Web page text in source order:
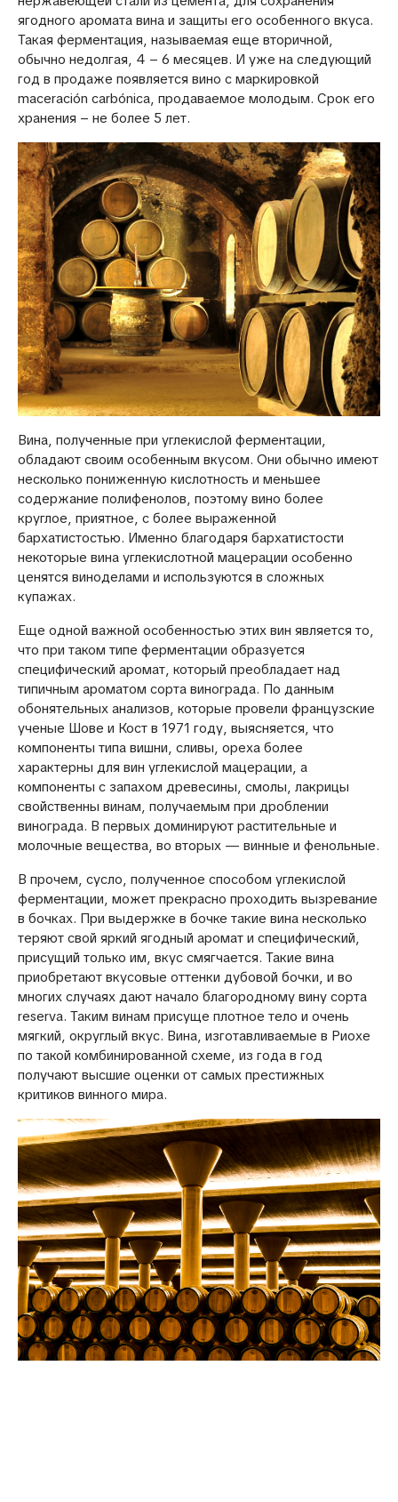
ягодного аромата вина и защиты его особенного вкуса.
Такая ферментация, называемая еще вторичной,
обычно недолгая, 4 – 6 месяцев. И уже на следующий
год в продаже появляется вино с маркировкой
maceración carbónica, продаваемое молодым. Срок его
хранения – не более 5 лет.
Вина, полученные при углекислой ферментации,
обладают своим особенным вкусом. Они обычно имеют
несколько пониженную кислотность и меньшее
содержание полифенолов, поэтому вино более
круглое, приятное, с более выраженной
бархатистостью. Именно благодаря бархатистости
некоторые вина углекислотной мацерации особенно
ценятся виноделами и используются в сложных
купажах.
Еще одной важной особенностью этих вин является то,
что при таком типе ферментации образуется
специфический аромат, который преобладает над
типичным ароматом сорта винограда. По данным
обонятельных анализов, которые провели французские
ученые Шове и Кост в 1971 году, выясняется, что
компоненты типа вишни, сливы, ореха более
характерны для вин углекислой мацерации, а
компоненты с запахом древесины, смолы, лакрицы
свойственны винам, получаемым при дроблении
винограда. В первых доминируют растительные и
молочные вещества, во вторых — винные и фенольные.
В прочем, сусло, полученное способом углекислой
ферментации, может прекрасно проходить вызревание
в бочках. При выдержке в бочке такие вина несколько
теряют свой яркий ягодный аромат и специфический,
присущий только им, вкус смягчается. Такие вина
приобретают вкусовые оттенки дубовой бочки, и во
многих случаях дают начало благородному вину сорта
reserva. Таким винам присуще плотное тело и очень
мягкий, округлый вкус. Вина, изготавливаемые в Риохе
по такой комбинированной схеме, из года в год
получают высшие оценки от самых престижных
критиков винного мира.